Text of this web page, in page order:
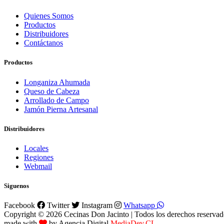
Quienes Somos
Productos
Distribuidores
Contáctanos
Productos
Longaniza Ahumada
Queso de Cabeza
Arrollado de Campo
Jamón Pierna Artesanal
Distribuidores
Locales
Regiones
Webmail
Siguenos
Facebook Twitter Instagram
Whatsapp
Copyright © 2026 Cecinas Don Jacinto | Todos los derechos